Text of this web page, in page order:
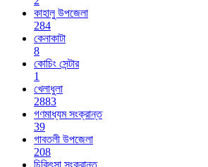
কাহালু উপজেলা
284
কেনাকাটা
8
কোচিং সেন্টার
1
খেলাধুলা
2883
গণমাধ্যম সংক্রান্ত
39
গাবতলী উপজেলা
208
চিকিৎসা সংক্রান্ত